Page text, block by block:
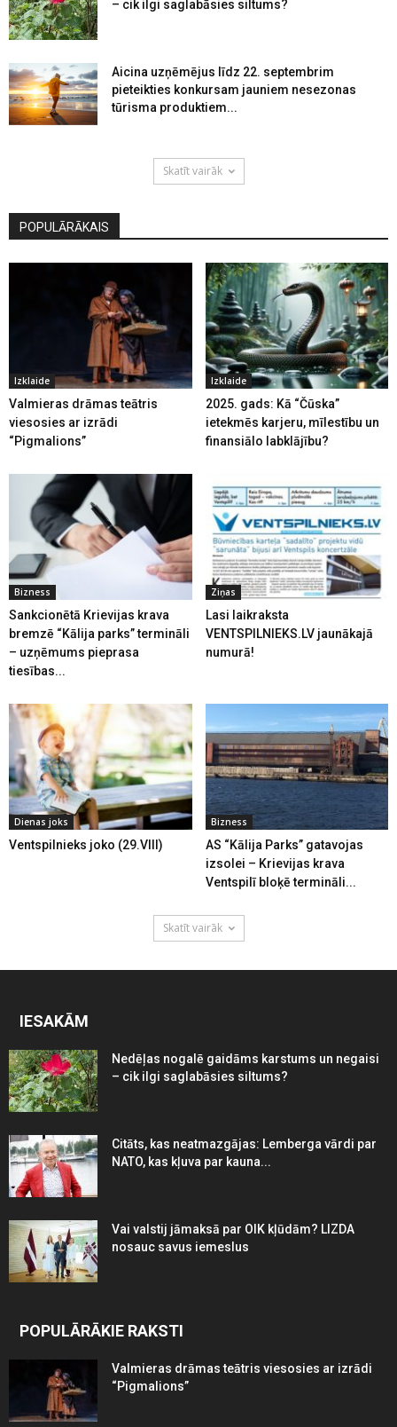
– cik ilgi saglabāsies siltums?
Aicina uzņēmējus līdz 22. septembrim
pieteikties konkursam jauniem nesezonas
tūrisma produktiem...
Skatīt vairāk
POPULĀRĀKAIS
Izklaide
Valmieras drāmas teātris
viesosies ar izrādi
“Pigmalions”
Izklaide
2025. gads: Kā “Čūska”
ietekmēs karjeru, mīlestību un
finansiālo labklājību?
Bizness
Sankcionētā Krievijas krava
bremzē “Kālija parks” termināli
– uzņēmums pieprasa
tiesības...
Ziņas
Lasi laikraksta
VENTSPILNIEKS.LV jaunākajā
numurā!
Dienas joks
Ventspilnieks joko (29.VIII)
Bizness
AS “Kālija Parks” gatavojas
izsolei – Krievijas krava
Ventspilī bloķē termināli...
Skatīt vairāk
IESAKĀM
Nedēļas nogalē gaidāms karstums un negaisi
– cik ilgi saglabāsies siltums?
Citāts, kas neatmazgājas: Lemberga vārdi par
NATO, kas kļuva par kauna...
Vai valstij jāmaksā par OIK kļūdām? LIZDA
nosauc savus iemeslus
POPULĀRĀKIE RAKSTI
Valmieras drāmas teātris viesosies ar izrādi
“Pigmalions”